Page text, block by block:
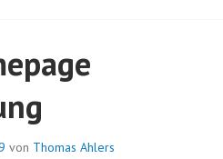
von Thomas Ahlers